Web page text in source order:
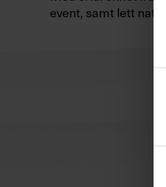
event, samt lett